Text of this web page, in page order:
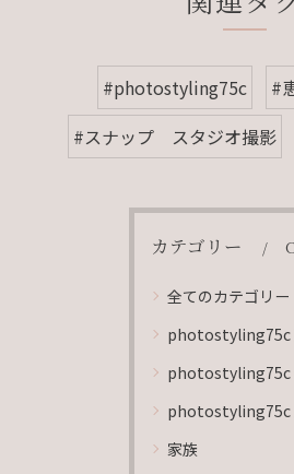
#photostyling75c
#
#スナップ スタジオ撮影
カテゴリー
全てのカテゴリー
photostyling75c
photostyling75c
photostyling75c
家族